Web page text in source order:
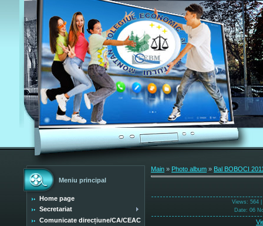
Meniu principal
Home page
Secretariat
Comunicate direcțiune/CA/CEAC
Main » Photo album » Bal BOBOCI
Views: 564 |
Date: 06